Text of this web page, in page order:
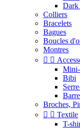
Dark
Colliers
Bracelets
Bagues
Boucles
Montres
 
Bibi
Broches,
  Textile
T-